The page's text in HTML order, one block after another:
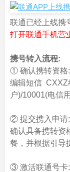
联通已经上线携
打开联通手机
携号转入流程:
① 确认携转资格:
编辑短信
户)/10001(电信
② 提交携入申请:
确认具备携转资
餐，并根据引导
③ 激活联通号卡: